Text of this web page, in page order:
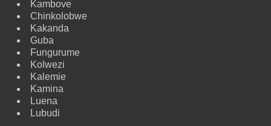
Kambove
Chinkolobwe
Kakanda
Guba
Fungurume
Kolwezi
Kalemie
Kamina
Luena
Lubudi